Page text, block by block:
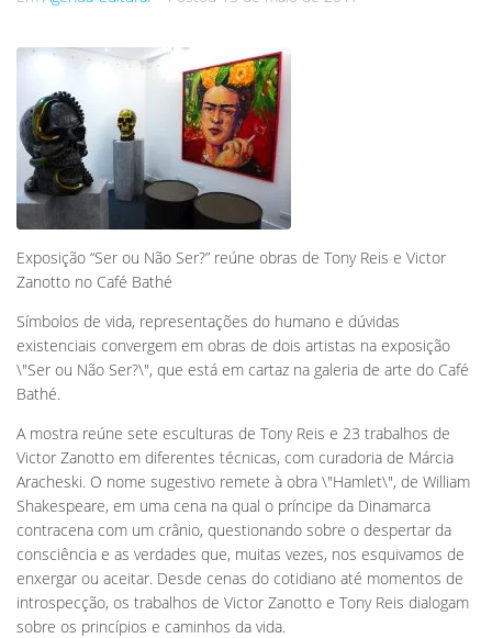
Exposição “Ser ou Não Ser?” reúne obras de Tony Reis e Victor
Zanotto no Café Bathé
Símbolos de vida, representações do humano e dúvidas
existenciais convergem em obras de dois artistas na exposição
\"Ser ou Não Ser?\", que está em cartaz na galeria de arte do Café
Bathé.
A mostra reúne sete esculturas de Tony Reis e 23 trabalhos de
Victor Zanotto em diferentes técnicas, com curadoria de Márcia
Aracheski. O nome sugestivo remete à obra \"Hamlet\", de William
Shakespeare, em uma cena na qual o príncipe da Dinamarca
contracena com um crânio, questionando sobre o despertar da
consciência e as verdades que, muitas vezes, nos esquivamos de
enxergar ou aceitar. Desde cenas do cotidiano até momentos de
introspecção, os trabalhos de Victor Zanotto e Tony Reis dialogam
sobre os princípios e caminhos da vida.